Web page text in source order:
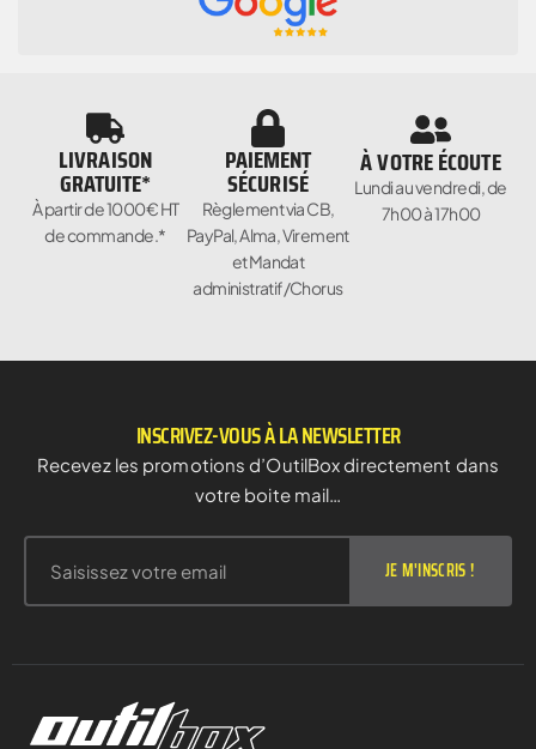
LIVRAISON
GRATUITE*
À partir de 1000€ HT
de commande.*
PAIEMENT
SÉCURISÉ
Règlement via CB,
PayPal, Alma, Virement
et Mandat
administratif/Chorus
À VOTRE ÉCOUTE
Lundi au vendredi, de
7h00 à 17h00
INSCRIVEZ-VOUS À LA NEWSLETTER
Recevez les promotions d’OutilBox directement dans
votre boite mail…
JE M'INSCRIS !